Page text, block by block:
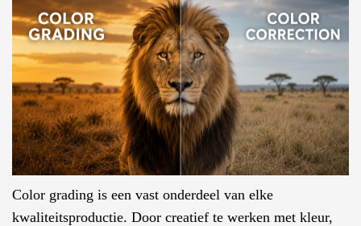
Color grading is een vast onderdeel van elke
kwaliteitsproductie. Door creatief te werken met kleur,